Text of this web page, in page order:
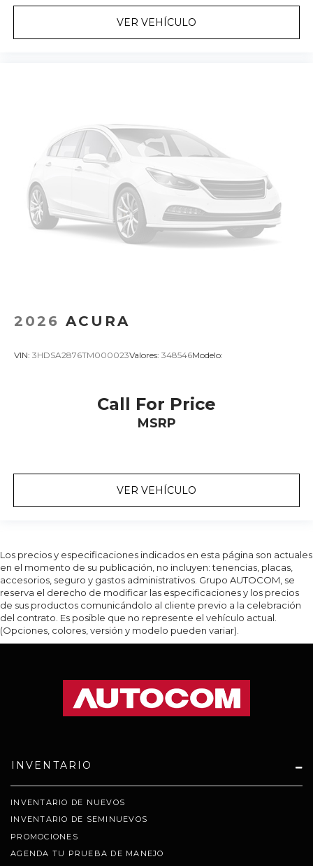
VER VEHÍCULO
2026 ACURA
VIN: 3HDSA2876TM000023Valores: 348546Modelo:
Call For Price
MSRP
VER VEHÍCULO
Los precios y especificaciones indicados en esta página son actuales
en el momento de su publicación, no incluyen: tenencias, placas,
accesorios, seguro y gastos administrativos. Grupo AUTOCOM, se
reserva el derecho de modificar las especificaciones y los precios
de sus productos comunicándolo al cliente previo a la celebración
del contrato. Es posible que no represente el vehículo actual.
(Opciones, colores, versión y modelo pueden variar).
INVENTARIO
INVENTARIO DE NUEVOS
INVENTARIO DE SEMINUEVOS
PROMOCIONES
AGENDA TU PRUEBA DE MANEJO